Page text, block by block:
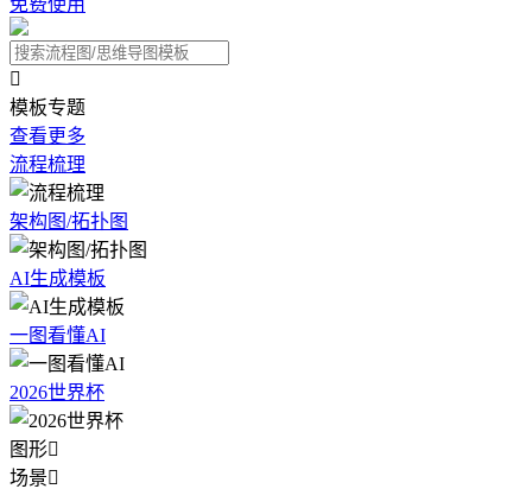
免费使用

模板专题
查看更多
流程梳理
架构图/拓扑图
AI生成模板
一图看懂AI
2026世界杯
图形
场景